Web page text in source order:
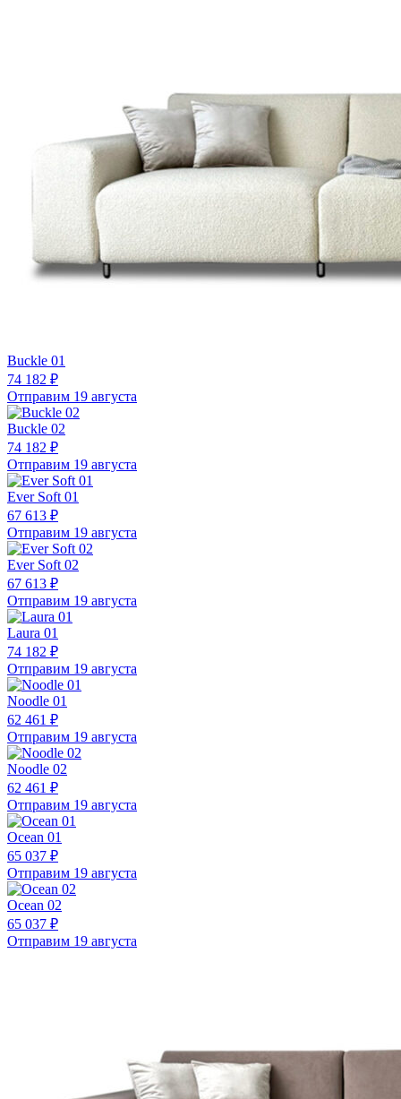
Buckle 01
74 182 ₽
Отправим 19 августа
Buckle 02
74 182 ₽
Отправим 19 августа
Ever Soft 01
67 613 ₽
Отправим 19 августа
Ever Soft 02
67 613 ₽
Отправим 19 августа
Laura 01
74 182 ₽
Отправим 19 августа
Noodle 01
62 461 ₽
Отправим 19 августа
Noodle 02
62 461 ₽
Отправим 19 августа
Ocean 01
65 037 ₽
Отправим 19 августа
Ocean 02
65 037 ₽
Отправим 19 августа